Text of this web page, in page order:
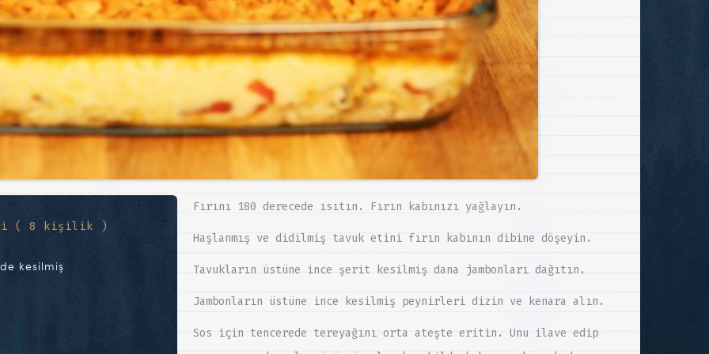
( 8 kişilik )
kesilmiş
Fırını 180 derecede ısıtın. Fırın kabınızı yağlayın.
Haşlanmış ve didilmiş tavuk etini fırın kabının dibine döşeyin.
Tavukların üstüne ince şerit kesilmiş dana jambonları dağıtın.
Jambonların üstüne ince kesilmiş peynirleri dizin ve kenara alın.
Sos için tencerede tereyağını orta ateşte eritin. Unu ilave edip